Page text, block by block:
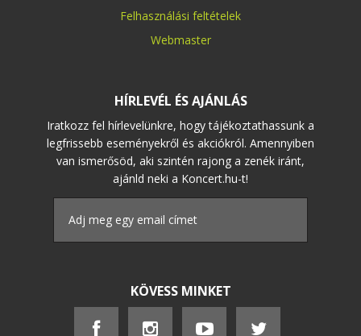
Felhasználási feltételek
Webmaster
HÍRLEVÉL ÉS AJÁNLÁS
Iratkozz fel hírlevelünkre, hogy tájékoztathassunk a
legfrissebb eseményekről és akciókról. Amennyiben
van ismerősöd, aki szintén rajong a zenék iránt,
ajánld neki a Koncert.hu-t!
KÖVESS MINKET